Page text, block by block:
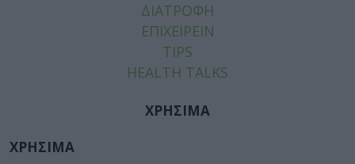
ΔΙΑΤΡΟΦΗ
ΕΠΙΧΕΙΡΕΙΝ
TIPS
HEALTH TALKS
ΧΡΗΣΙΜΑ
ΧΡΗΣΙΜΑ